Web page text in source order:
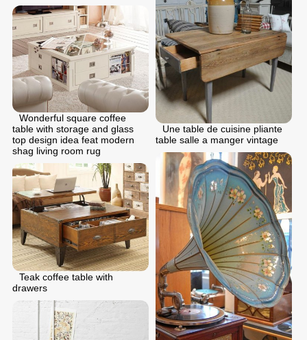
Une table de cuisine pliante
table salle a manger vintage
Wonderful square coffee
table with storage and glass
top design idea feat modern
shag living room rug
Teak coffee table with
drawers